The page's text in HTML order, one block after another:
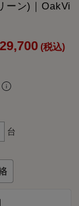
ーン)｜OakVi
(税込)
台